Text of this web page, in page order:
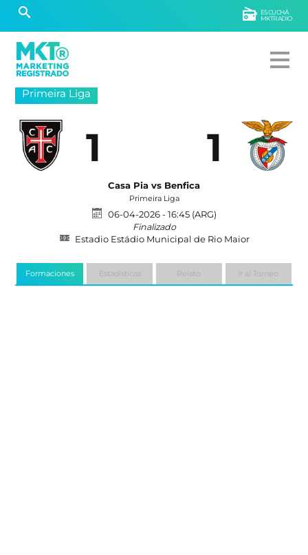
ESCUCHÁ
MKTRADIO
Primeira Liga
1 1
Casa Pia vs Benfica
Primeira Liga
06-04-2026 - 16:45 (ARG)
Finalizado
Estadio Estádio Municipal de Rio Maior
Formaciones Estadísticas Relato Ir al Torneo